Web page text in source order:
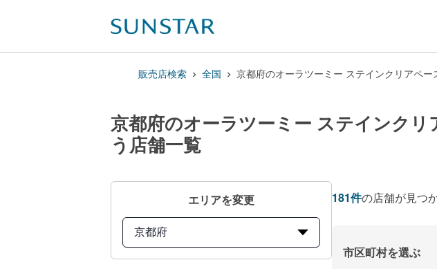
販売店検索 全国 京都府のオーラツーミー ステインクリアペ
京都府のオーラツーミー ステインク
う店舗一覧
エリアを変更
京都府
181件の店舗が見つ
市区町村を選ぶ